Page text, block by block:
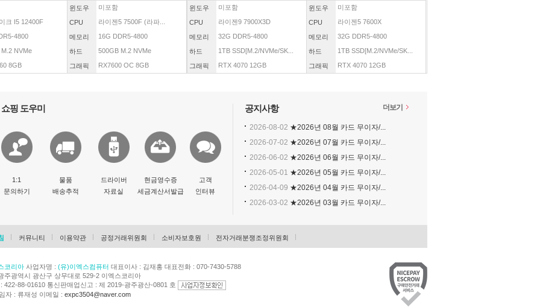
크 I5 12400F
4800
NVMe
8GB
윈도우 미포함
CPU 라이젠5 7500F (라파...
메모리 16G DDR5-4800
하드 500GB M.2 NVMe
그래픽 RX7600 OC 8GB
윈도우 미포함
CPU 라이젠9 7900X3D
메모리 32G DDR5-4800
하드 1TB SSD[M.2/NVMe/SK...
그래픽 RTX 4070 12GB
윈도우 미포함
CPU 라이젠5 7600X
메모리 32G DDR5-4800
하드 1TB SSD[M.2/NVMe/SK...
그래픽 RTX 4070 12GB
쇼핑 도우미
1:1
문의하기
물품
배송추적
드라이버
자료실
현금영수증
세금계산서발급
고객
인터뷰
공지사항 더보기
2026-08-02 ★2026년 08월 카드 무이자/...
2026-07-02 ★2026년 07월 카드 무이자/...
2026-06-02 ★2026년 06월 카드 무이자/...
2026-05-01 ★2026년 05월 카드 무이자/...
2026-04-09 ★2026년 04월 카드 무이자/...
2026-03-02 ★2026년 03월 카드 무이자/...
커뮤니티 이용약관 공정거래위원회 소비자보호원 전자거래분쟁조정위원회
코리아사업자명 : (유)이엑스컴퓨터 대표이사 : 김재홍 대표전화 : 070-7430-5788
주광역시 광산구 상무대로 529-2 이엑스코리아
422-88-01610 통신판매업신고 : 제 2019-광주광산-0801 호
자 : 류재성 이메일 : expc3504@naver.com